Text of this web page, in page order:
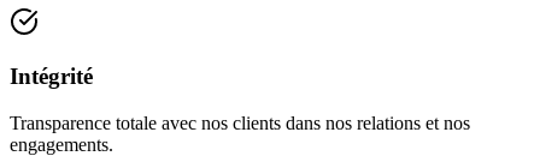
Intégrité
Transparence totale avec nos clients dans nos relations et nos
engagements.